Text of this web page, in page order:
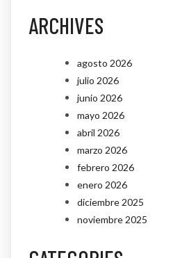
ARCHIVES
agosto 2026
julio 2026
junio 2026
mayo 2026
abril 2026
marzo 2026
febrero 2026
enero 2026
diciembre 2025
noviembre 2025